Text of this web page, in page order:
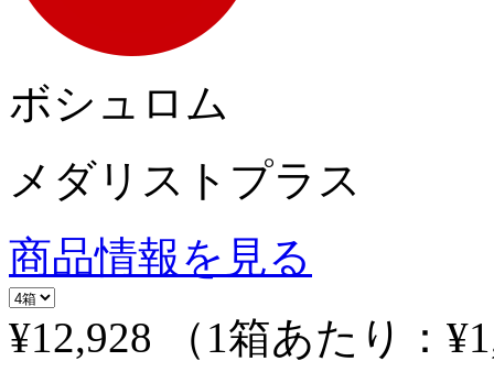
ボシュロム
メダリストプラス
商品情報を見る
¥12,928
（1箱あたり：